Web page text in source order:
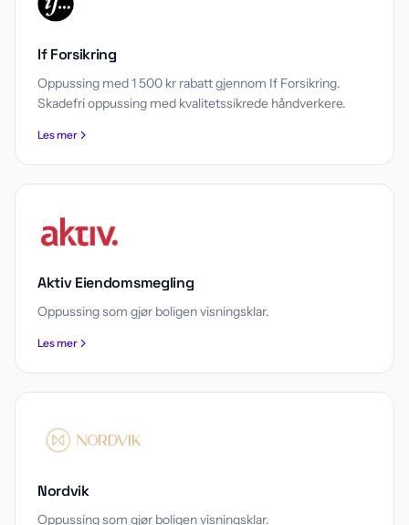
If Forsikring
Oppussing med 1 500 kr rabatt gjennom If Forsikring.
Skadefri oppussing med kvalitetssikrede håndverkere.
Les mer
Aktiv Eiendomsmegling
Oppussing som gjør boligen visningsklar.
Les mer
Nordvik
Oppussing som gjør boligen visningsklar.